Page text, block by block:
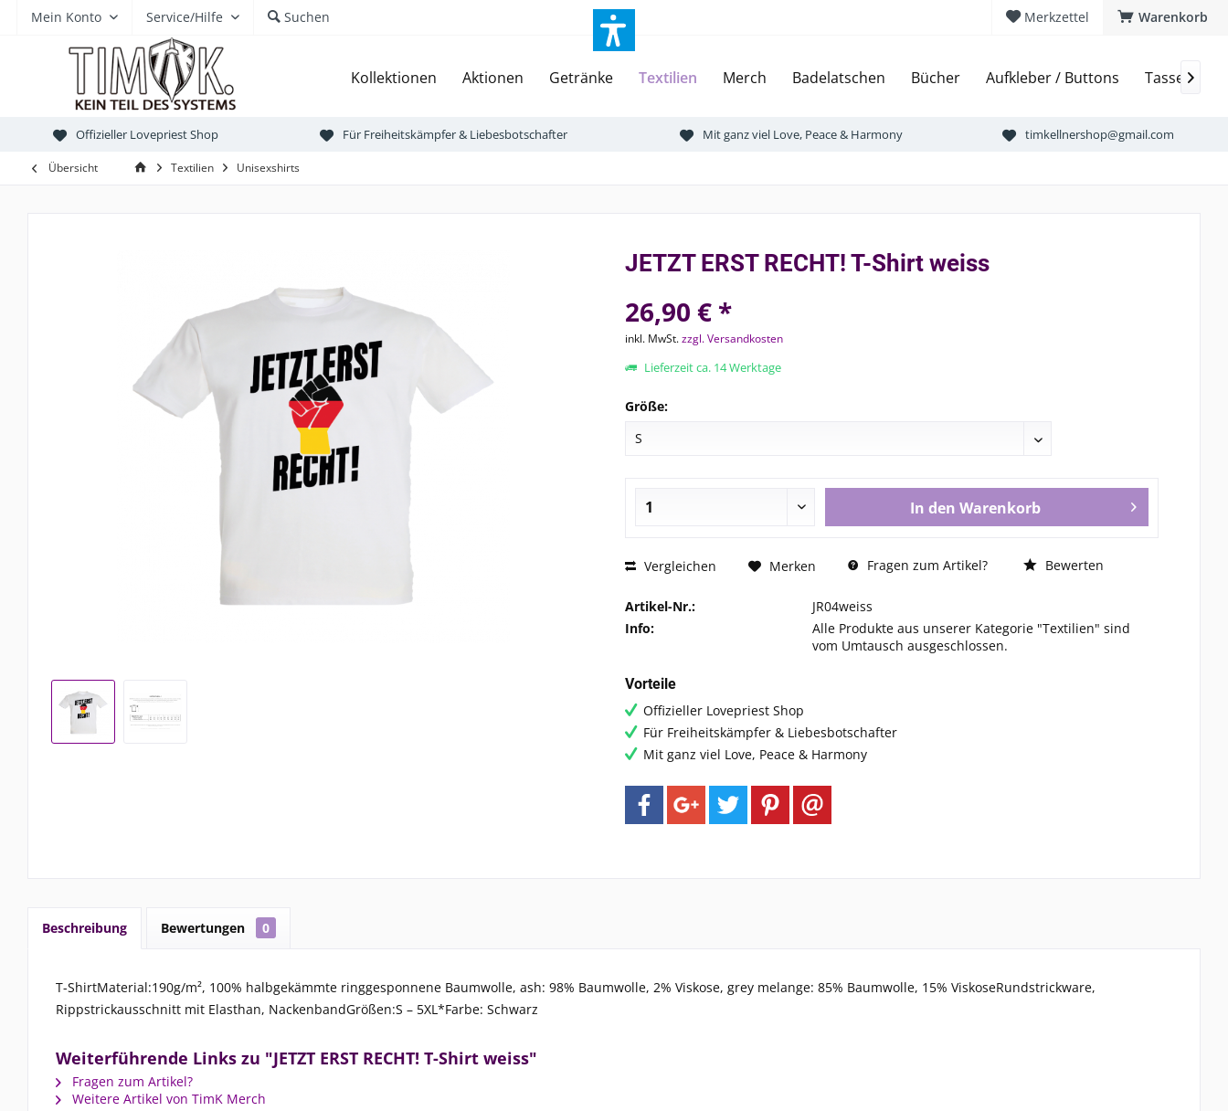
Warenkorb
Merkzettel
Mein Konto Service/Hilfe Suchen
Kollektionen Aktionen Getränke Textilien Merch Badelatschen Bücher Aufkleber / Buttons Tassen &

Offizieller Lovepriest Shop Für Freiheitskämpfer & Liebesbotschafter Mit ganz viel Love, Peace & Harmony timkellnershop@gmail.com
Übersicht Textilien Unisexshirts
JETZT ERST RECHT! T-Shirt weiss
26,90 € *
inkl. MwSt.zzgl. Versandkosten
Lieferzeit ca. 14 Werktage
Größe:
In den Warenkorb
Vergleichen Merken Fragen zum Artikel? Bewerten
Artikel-Nr.:
JR04weiss
Info:
Alle Produkte aus unserer Kategorie "Textilien" sind
vom Umtausch ausgeschlossen.
Vorteile
Offizieller Lovepriest Shop
Für Freiheitskämpfer & Liebesbotschafter
Mit ganz viel Love, Peace & Harmony
Beschreibung Bewertungen 0
T-ShirtMaterial:190g/m², 100% halbgekämmte ringgesponnene Baumwolle, ash: 98% Baumwolle, 2% Viskose, grey melange: 85% Baumwolle, 15% ViskoseRundstrickware,
Rippstrickausschnitt mit Elasthan, NackenbandGrößen:S – 5XL*Farbe: Schwarz
Weiterführende Links zu "JETZT ERST RECHT! T-Shirt weiss"
Fragen zum Artikel?
Weitere Artikel von TimK Merch